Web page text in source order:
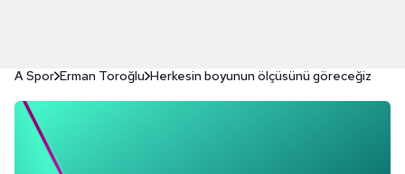
A Spor Erman Toroğlu Herkesin boyunun ölçüsünü göreceğiz